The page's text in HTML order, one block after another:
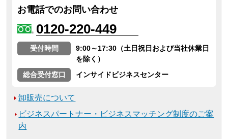
お電話でのお問い合わせ
0120-220-449
受付時間
9:00～17:30（土日祝日および当社休業日
を除く）
総合受付窓口
インサイドビジネスセンター
卸販売について
ビジネスパートナー・ビジネスマッチング制度のご案
内